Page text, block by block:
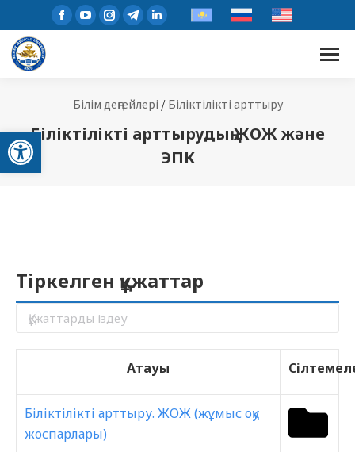
Open toolbar
Білім деңгейлері / Біліктілікті арттыру
Біліктілікті арттырудың ЖОЖ және
ЭПК
Тіркелген құжаттар
Атауы
Біліктілікті арттыру. ЖОЖ (жұмыс оқу
жоспарлары)